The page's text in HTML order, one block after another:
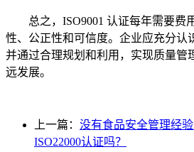
总之，ISO9001 认证每年需要费
性、公正性和可信度。企业应充分认
并通过合理规划和利用，实现质量管
远发展。
上一篇： 没有食品安全管理经
ISO22000认证吗？